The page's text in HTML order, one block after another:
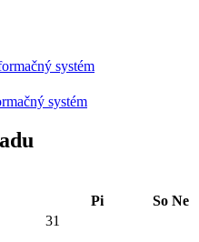
systém
Pi So Ne
31